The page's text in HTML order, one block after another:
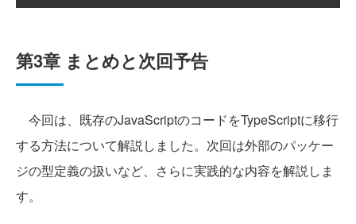
第3章 まとめと次回予告
今回は、既存のJavaScriptのコードをTypeScriptに移行
する方法について解説しました。次回は外部のパッケー
ジの型定義の扱いなど、さらに実践的な内容を解説しま
す。